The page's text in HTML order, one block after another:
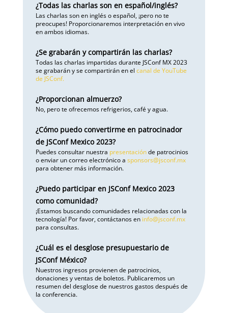
¿Todas las charlas son en español/inglés?
Las charlas son en inglés o español, ¡pero no te
preocupes! Proporcionaremos interpretación en vivo
en ambos idiomas.
¿Se grabarán y compartirán las charlas?
Todas las charlas impartidas durante JSConf MX 2023
se grabarán y se compartirán en el canal de YouTube
de JSConf.
¿Proporcionan almuerzo?
No, pero te ofrecemos refrigerios, café y agua.
¿Cómo puedo convertirme en patrocinador
de JSConf Mexico 2023?
Puedes consultar nuestra presentaciónde patrocinios
o enviar un correo electrónico a sponsors@jsconf.mx
para obtener más información.
¿Puedo participar en JSConf Mexico 2023
como comunidad?
¡Estamos buscando comunidades relacionadas con la
tecnología! Por favor, contáctanos en info@jsconf.mx
para consultas.
¿Cuál es el desglose presupuestario de
JSConf México?
Nuestros ingresos provienen de patrocinios,
donaciones y ventas de boletos. Publicaremos un
resumen del desglose de nuestros gastos después de
la conferencia.